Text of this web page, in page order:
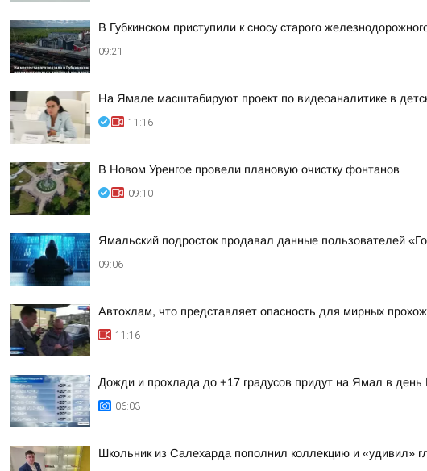
В Губкинском приступили к сносу старого
09:21
На Ямале масштабируют проект по видеоаналитике в
11:16
В Новом Уренгое провели плановую очистку фонтанов
09:10
Ямальский подросток продавал данные пользователей
09:06
Автохлам, что представляет опасность для мирных
11:16
Дожди и прохлада до +17 градусов придут на Ямал в день
06:03
Школьник из Салехарда пополнил коллекцию и «удивил»